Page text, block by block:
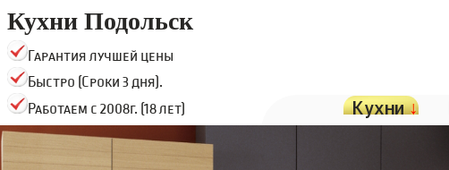
Кухни Подольск
Гарантия лучшей цены
Быстро (Сроки 3 дня).
Работаем с 2008г. (18 лет)
Кухни↓